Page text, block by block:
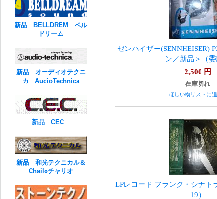
ゼンハイザー(SENNHEISER)
ン／新品＞（
2,500 円
在庫切れ
ほしい物リストに
LPレコード フランク・シナト
19）
新品 BELLDREM ベル
ドリーム
新品 オーディオテクニ
カ AudioTechnica
新品 CEC
新品 和光テクニカル＆
Chailoチャリオ